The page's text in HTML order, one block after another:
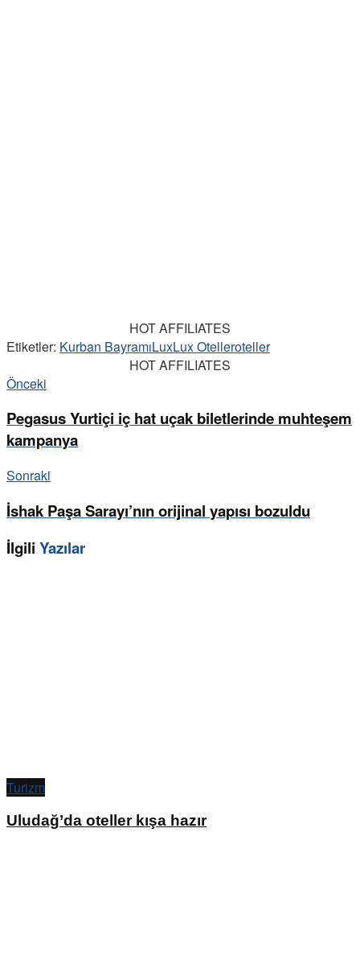
HOT AFFILIATES
Etiketler: Kurban BayramıLuxLux Otelleroteller
HOT AFFILIATES
Önceki
Pegasus Yurtiçi iç hat uçak biletlerinde muhteşem
kampanya
Sonraki
İshak Paşa Sarayı’nın orijinal yapısı bozuldu
İlgili Yazılar
Turizm
Uludağ’da oteller kışa hazır